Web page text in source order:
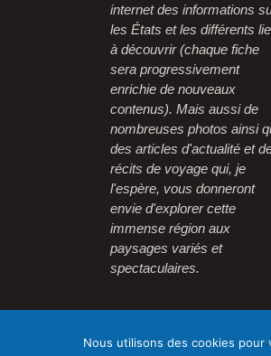
internet des informations
les États et les différents
à découvrir (chaque fiche
sera progressivement
enrichie de nouveaux
contenus). Mais aussi de
nombreuses photos ainsi
des articles d'actualité et
récits de voyage qui, je
l'espère, vous donneront
envie d'explorer cette
immense région aux
paysages variés et
spectaculaires.
Copyright 2026 © Spirit of USA |
Nous utilisons des cookies